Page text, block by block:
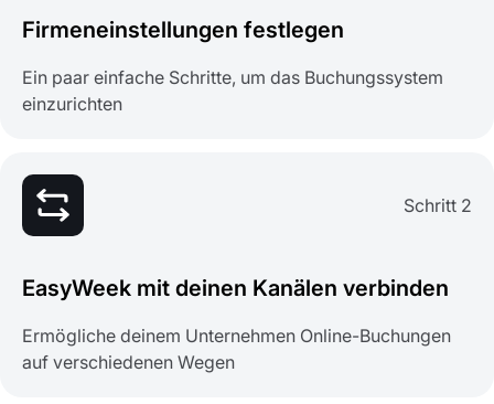
Firmeneinstellungen festlegen
Ein paar einfache Schritte, um das Buchungssystem
einzurichten
Schritt 2
EasyWeek mit deinen Kanälen verbinden
Ermögliche deinem Unternehmen Online-Buchungen
auf verschiedenen Wegen